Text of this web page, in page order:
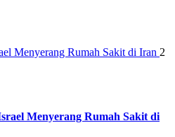
Menyerang Rumah Sakit di Iran 2
Menyerang Rumah Sakit di